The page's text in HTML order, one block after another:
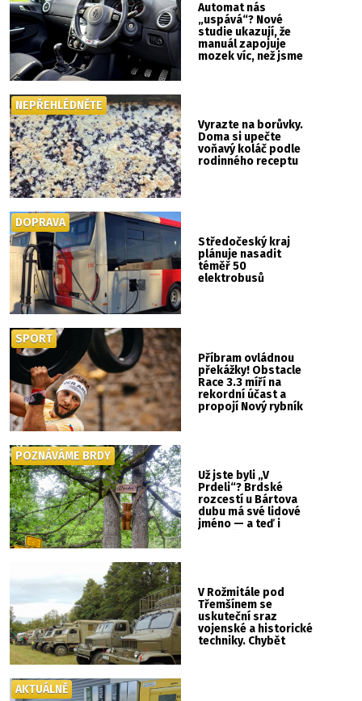
Automat nás
„uspává“? Nové
studie ukazují, že
manuál zapojuje
mozek víc, než jsme
Vyrazte na borůvky.
Doma si upečte
voňavý koláč podle
rodinného receptu
NEPŘEHLÉDNĚTE
Středočeský kraj
plánuje nasadit
téměř 50
elektrobusů
DOPRAVA
Příbram ovládnou
překážky! Obstacle
Race 3.3 míří na
rekordní účast a
propojí Nový rybník
SPORT
Už jste byli „V
Prdeli“? Brdské
rozcestí u Bártova
dubu má své lidové
jméno — a teď i
POZNÁVÁME BRDY
V Rožmitále pod
Třemšínem se
uskuteční sraz
vojenské a historické
techniky. Chybět
AKTUÁLNĚ